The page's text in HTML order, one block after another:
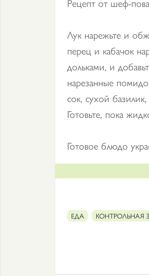
Лук нарежьте и
перец и кабачок
дольками, и
нарезанные
сок, сухой
Готовьте, пока
Готовое блюдо
ЕДА КОНТРОЛЬНАЯ